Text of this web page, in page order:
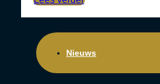
Nieuws